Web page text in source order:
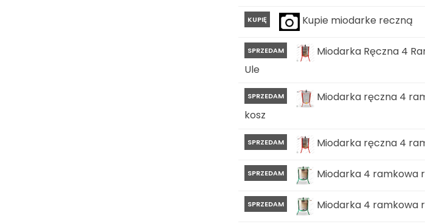
KUPIĘ Kupie miodarke reczną
SPRZEDAM
Miodarka Ręczna 4
Ule
SPRZEDAM
Miodarka ręczna 4
kosz
SPRZEDAM Miodarka ręczna 4
SPRZEDAM Miodarka 4 ramkowa
SPRZEDAM Miodarka 4 ramkowa